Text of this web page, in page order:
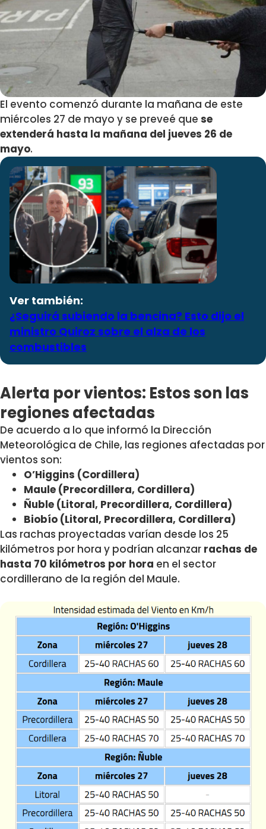
El evento comenzó durante la mañana de este
miércoles 27 de mayo y se preveé que se
extenderá hasta la mañana del jueves 26 de
mayo.
Ver también:
¿Seguirá subiendo la bencina? Esto dijo el
ministro Quiroz sobre el alza de los
combustibles
Alerta por vientos: Estos son las
regiones afectadas
De acuerdo a lo que informó la Dirección
Meteorológica de Chile, las regiones afectadas por
vientos son:
O’Higgins (Cordillera)
Maule (Precordillera, Cordillera)
Ñuble (Litoral, Precordillera, Cordillera)
Biobío (Litoral, Precordillera, Cordillera)
Las rachas proyectadas varían desde los 25
kilómetros por hora y podrían alcanzar rachas de
hasta 70 kilómetros por hora en el sector
cordillerano de la región del Maule.